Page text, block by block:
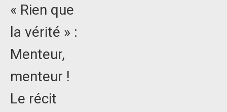
« Rien que
la vérité » :
Menteur,
menteur !
Le récit